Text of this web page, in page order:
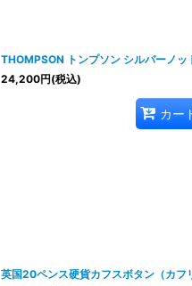
THOMPSON トンプソン シルバーノッ
24,200円(税込)
カー
英国20ペンス硬貨カフスボタン（カフ